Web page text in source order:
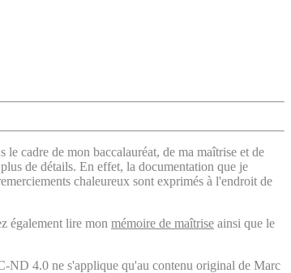
cadre de mon baccalauréat, de ma maîtrise et de
de détails. En effet, la documentation que je
chaleureux sont exprimés à l'endroit de
également lire mon mémoire de maîtrise ainsi que le
ND 4.0 ne s'applique qu'au contenu original de Marc